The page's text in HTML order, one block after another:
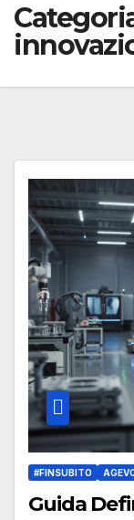
#FINSUBITO
Guida